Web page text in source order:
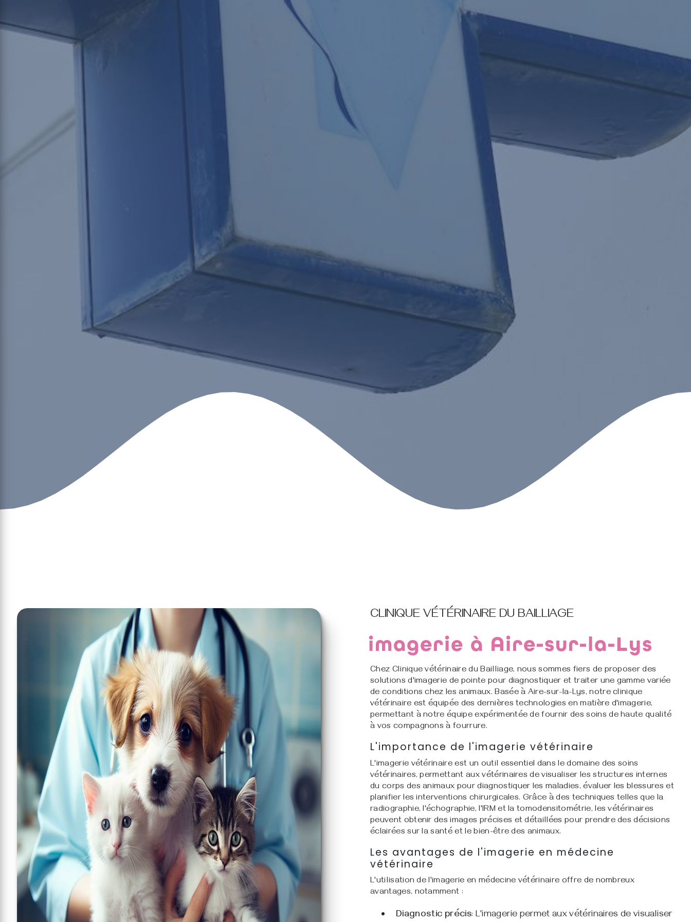
CLINIQUE VÉTÉRINAIRE DU BAILLIAGE
imagerie à Aire-sur-la-Lys
Chez Clinique vétérinaire du Bailliage, nous sommes fiers de proposer des
solutions d'imagerie de pointe pour diagnostiquer et traiter une gamme variée
de conditions chez les animaux. Basée à Aire-sur-la-Lys, notre clinique
vétérinaire est équipée des dernières technologies en matière d'imagerie,
permettant à notre équipe expérimentée de fournir des soins de haute qualité
à vos compagnons à fourrure.
L'importance de l'imagerie vétérinaire
L'imagerie vétérinaire est un outil essentiel dans le domaine des soins
vétérinaires, permettant aux vétérinaires de visualiser les structures internes
du corps des animaux pour diagnostiquer les maladies, évaluer les blessures et
planifier les interventions chirurgicales. Grâce à des techniques telles que la
radiographie, l'échographie, l'IRM et la tomodensitométrie, les vétérinaires
peuvent obtenir des images précises et détaillées pour prendre des décisions
éclairées sur la santé et le bien-être des animaux.
Les avantages de l'imagerie en médecine
vétérinaire
L'utilisation de l'imagerie en médecine vétérinaire offre de nombreux
avantages, notamment :
Diagnostic précis: L'imagerie permet aux vétérinaires de visualiser